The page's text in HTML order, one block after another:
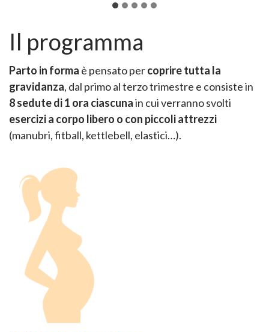
Il programma
Parto in forma è pensato percoprire tutta la
gravidanza, dal primo al terzo trimestre e consiste in
8 sedute di 1 ora ciascunain cui verranno svolti
esercizi a corpo libero o con piccoli attrezzi
(manubri, fitball, kettlebell, elastici…).